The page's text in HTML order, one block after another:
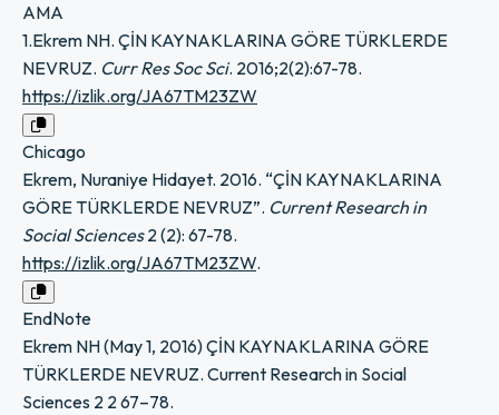
AMA
1.Ekrem NH. ÇİN KAYNAKLARINA GÖRE TÜRKLERDE
NEVRUZ. Curr Res Soc Sci. 2016;2(2):67-78.
https://izlik.org/JA67TM23ZW
Chicago
Ekrem, Nuraniye Hidayet. 2016. “ÇİN KAYNAKLARINA
GÖRE TÜRKLERDE NEVRUZ”. Current Research in
Social Sciences2 (2): 67-78.
https://izlik.org/JA67TM23ZW.
EndNote
Ekrem NH (May 1, 2016) ÇİN KAYNAKLARINA GÖRE
TÜRKLERDE NEVRUZ. Current Research in Social
Sciences 2 2 67–78.